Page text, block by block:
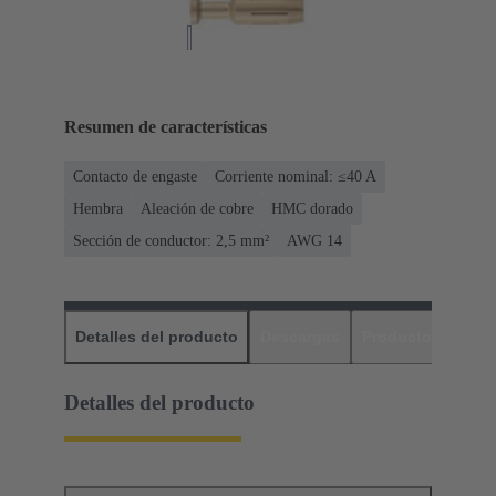
Resumen de características
Contacto de engaste
Corriente nominal: ≤40 A
Hembra
Aleación de cobre
HMC dorado
Sección de conductor: 2,5 mm²
AWG 14
Detalles del producto
Detalles del producto